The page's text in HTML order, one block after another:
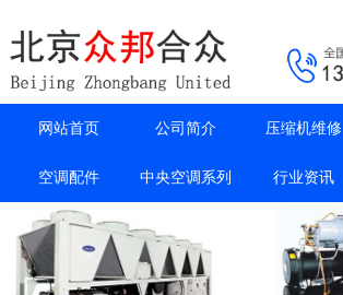
网站首页 公司简介 压缩机维修
空调配件 中央空调系列 行业资讯